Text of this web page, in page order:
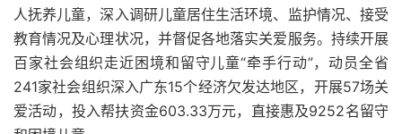
人抚养儿童，深入调研儿童居住生活环境、监护情况、接受
教育情况及心理状况，并督促各地落实关爱服务。持续开展
百家社会组织走近困境和留守儿童“牵手行动”，动员全省
241家社会组织深入广东15个经济欠发达地区，开展57场关
爱活动，投入帮扶资金603.33万元，直接惠及9252名留守